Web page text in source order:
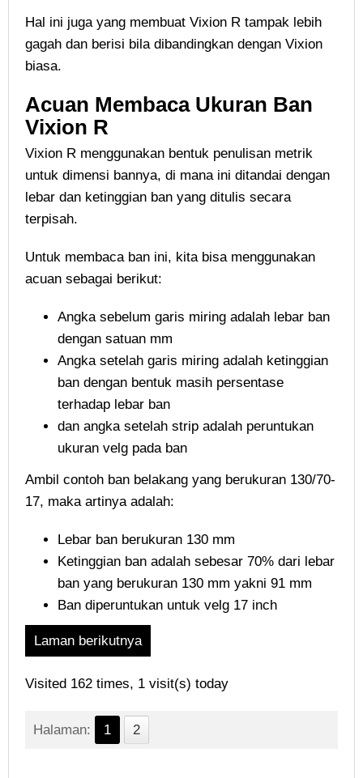
Hal ini juga yang membuat Vixion R tampak lebih
gagah dan berisi bila dibandingkan dengan Vixion
biasa.
Acuan Membaca Ukuran Ban
Vixion R
Vixion R menggunakan bentuk penulisan metrik
untuk dimensi bannya, di mana ini ditandai dengan
lebar dan ketinggian ban yang ditulis secara
terpisah.
Untuk membaca ban ini, kita bisa menggunakan
acuan sebagai berikut:
Angka sebelum garis miring adalah lebar ban
dengan satuan mm
Angka setelah garis miring adalah ketinggian
ban dengan bentuk masih persentase
terhadap lebar ban
dan angka setelah strip adalah peruntukan
ukuran velg pada ban
Ambil contoh ban belakang yang berukuran 130/70-
17, maka artinya adalah:
Lebar ban berukuran 130 mm
Ketinggian ban adalah sebesar 70% dari lebar
ban yang berukuran 130 mm yakni 91 mm
Ban diperuntukan untuk velg 17 inch
Laman berikutnya
Visited 162 times, 1 visit(s) today
Halaman: 1 2